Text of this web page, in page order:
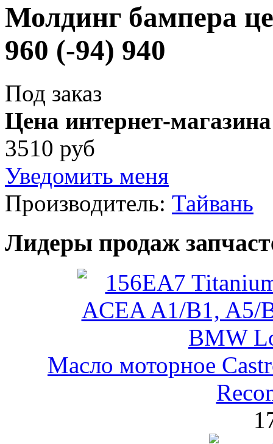
Молдинг бампера
960 (-94) 940
Под заказ
Цена интернет-
3510 руб
Уведомить меня
Производитель: Тайвань
Лидеры продаж
Масло моторное